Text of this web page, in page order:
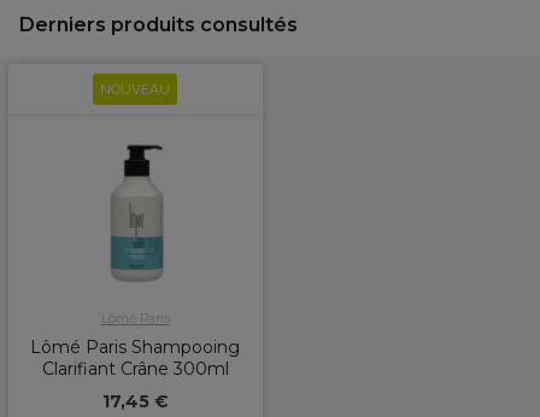
Derniers produits consultés
NOUVEAU
Lômé Paris
Lômé Paris Shampooing
Clarifiant Crâne 300ml
17,45 €